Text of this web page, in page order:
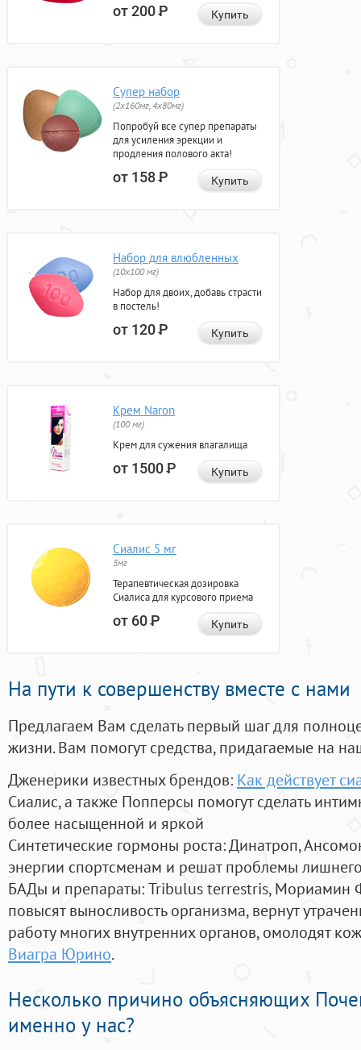
от 200Р Купить
Супер набор
(2х160мг, 4х80мг)
Попробуй все супер препараты
для усиления эрекции и
продления полового акта!
от 158Р Купить
Набор для влюбленных
(10х100 мг)
Набор для двоих, добавь страсти
в постель!
от 120Р Купить
Крем Naron
(100 мг)
Крем для сужения влагалища
от 1500Р Купить
Сиалис 5 мг
5мг
Терапевтическая дозировка
Сиалиса для курсового приема
от 60Р Купить
На пути к совершенству вместе с нами
Предлагаем Вам сделать первый шаг для
жизни. Вам помогут средства, придагаемые на
Дженерики известных брендов: Как действует
Сиалис, а также Попперсы помогут сделать
более насыщенной и яркой
Синтетические гормоны роста: Динатроп,
энергии спортсменам и решат проблемы
БАДы и препараты:Tribulus terrestris, Мориамин
повысят выносливость организма, вернут
работу многих внутренних органов, омолодят
Виагра Юрино.
Несколько причино объясняющих
именно у нас?